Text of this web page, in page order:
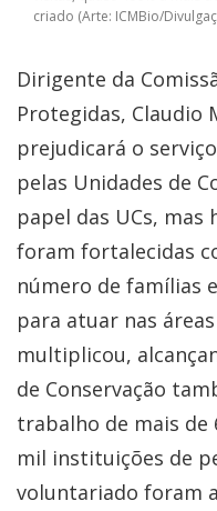
criado (Arte: ICMBio/
Dirigente da
Protegidas, Claudio
prejudicará o
pelas Unidades de
papel das UCs, mas
foram fortalecidas
número de famílias
para atuar nas
multiplicou,
de Conservação
trabalho de mais de
mil instituições de
voluntariado foram